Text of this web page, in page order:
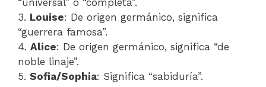
“universal” o “completa”.
3. Louise: De origen germánico, significa
“guerrera famosa”.
4. Alice: De origen germánico, significa “de
noble linaje”.
5. Sofia/Sophia: Significa “sabiduría”.